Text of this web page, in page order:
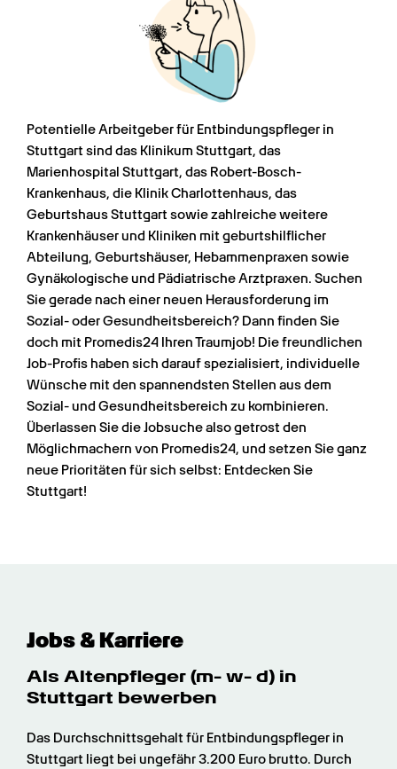
Potentielle Arbeitgeber für Entbindungspfleger in
Stuttgart sind das Klinikum Stuttgart, das
Marienhospital Stuttgart, das Robert-Bosch-
Krankenhaus, die Klinik Charlottenhaus, das
Geburtshaus Stuttgart sowie zahlreiche weitere
Krankenhäuser und Kliniken mit geburtshilflicher
Abteilung, Geburtshäuser, Hebammenpraxen sowie
Gynäkologische und Pädiatrische Arztpraxen. Suchen
Sie gerade nach einer neuen Herausforderung im
Sozial- oder Gesundheitsbereich? Dann finden Sie
doch mit Promedis24 Ihren Traumjob! Die freundlichen
Job-Profis haben sich darauf spezialisiert, individuelle
Wünsche mit den spannendsten Stellen aus dem
Sozial- und Gesundheitsbereich zu kombinieren.
Überlassen Sie die Jobsuche also getrost den
Möglichmachern von Promedis24, und setzen Sie ganz
neue Prioritäten für sich selbst: Entdecken Sie
Stuttgart!
Jobs & Karriere
Als Altenpfleger (m- w- d) in
Stuttgart bewerben
Das Durchschnittsgehalt für Entbindungspfleger in
Stuttgart liegt bei ungefähr 3.200 Euro brutto. Durch